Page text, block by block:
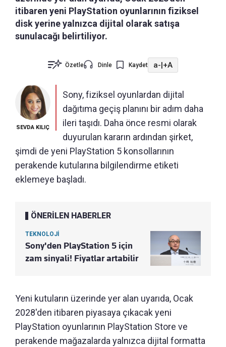
itibaren yeni PlayStation oyunlarının fiziksel
disk yerine yalnızca dijital olarak satışa
sunulacağı belirtiliyor.
Özetle Dinle Kaydet a-|+A
SEVDA KILIÇ
Sony, fiziksel oyunlardan dijital
dağıtıma geçiş planını bir adım daha
ileri taşıdı. Daha önce resmi olarak
duyurulan kararın ardından şirket,
şimdi de yeni PlayStation 5 konsollarının
perakende kutularına bilgilendirme etiketi
eklemeye başladı.
ÖNERİLEN HABERLER
TEKNOLOJİ
Sony'den PlayStation 5 için
zam sinyali! Fiyatlar artabilir
Yeni kutuların üzerinde yer alan uyarıda, Ocak
2028'den itibaren piyasaya çıkacak yeni
PlayStation oyunlarının PlayStation Store ve
perakende mağazalarda yalnızca dijital formatta